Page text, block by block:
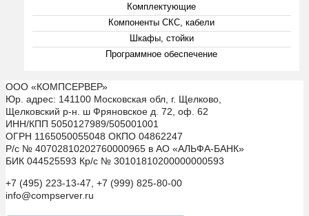
Комплектующие
Компоненты СКС, кабели
Шкафы, стойки
Программное обеспечение
ООО «КОМПСЕРВЕР»
Юр. адрес: 141100 Московская обл, г. Щелково,
Щелковский р-н. ш Фряновское д. 72, оф. 62
ИНН/КПП 5050127989/505001001
ОГРН 1165050055048 ОКПО 04862247
Р/с № 40702810202760000965 в АО «АЛЬФА-БАНК»
БИК 044525593 Кр/с № 30101810200000000593
+7 (495) 223-13-47, +7 (999) 825-80-00
info@compserver.ru